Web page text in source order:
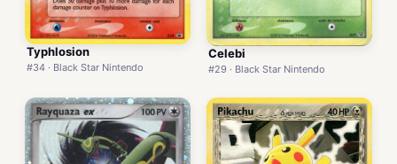
Typhlosion
#34 · Black Star Nintendo
Celebi
#29 · Black Star Nintendo